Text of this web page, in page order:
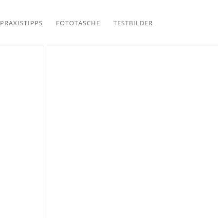
PRAXISTIPPS FOTOTASCHE TESTBILDER